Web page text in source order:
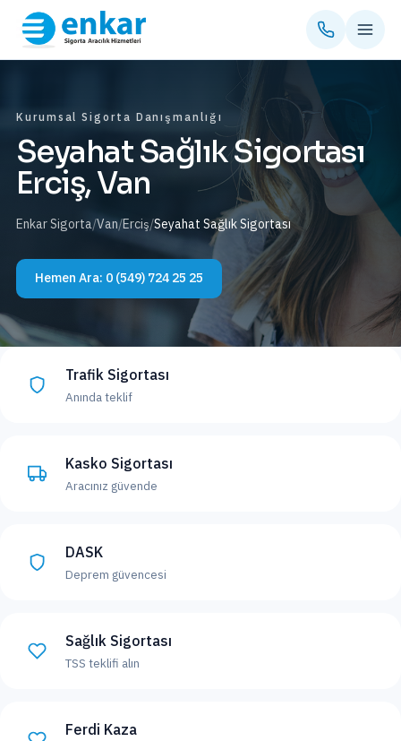
Kurumsal Sigorta Danışmanlığı
Seyahat Sağlık Sigortası
Erciş, Van
Enkar Sigorta/Van/Erciş/Seyahat Sağlık Sigortası
Hemen Ara: 0 (549) 724 25 25
Trafik Sigortası
Anında teklif
Kasko Sigortası
Aracınız güvende
DASK
Deprem güvencesi
Sağlık Sigortası
TSS teklifi alın
Ferdi Kaza